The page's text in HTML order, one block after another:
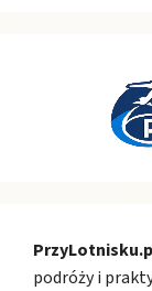
podróży i